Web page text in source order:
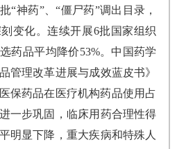
“神药”、“僵尸药”调出目录，
变化。连续开展6批国家组织
药品平均降价53%。中国药学
管理改革进展与成效蓝皮书》
保药品在医疗机构药品使用占
一步巩固，临床用药合理性得
明显下降，重大疾病和特殊人